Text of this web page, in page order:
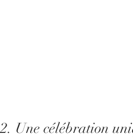
2. Une célébration